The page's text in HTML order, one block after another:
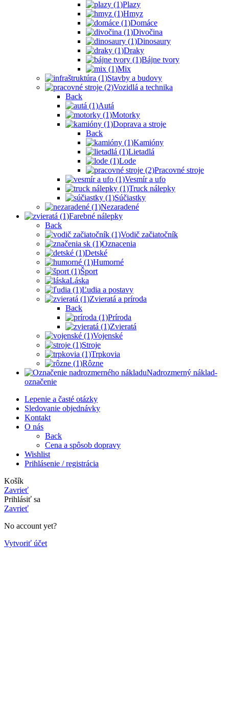
Plazy
Hmyz
Domáce
Divočina
Dinosaury
Draky
Bájne tvory
Mix
Stavby a budovy
Vozidlá a technika
Back
Autá
Motorky
Doprava a stroje
Back
Kamióny
Lietadlá
Lode
Pracovné stroje
Vesmír a ufo
Truck nálepky
Súčiastky
Nezaradené
Farebné nálepky
Back
Vodič začiatočník
Oznacenia
Detské
Humorné
Šport
Láska
Ľudia a postavy
Zvieratá a príroda
Back
Príroda
Zvieratá
Vojenské
Stroje
Trpkovia
Rôzne
Nadrozmerný náklad-
označenie
Lepenie a časté otázky
Sledovanie objednávky
Kontakt
O nás
Back
Cena a spôsob dopravy
Wishlist
Prihlásenie / registrácia
Košík
Zavrieť
Prihlásiť sa
Zavrieť
No account yet?
Vytvoriť účet